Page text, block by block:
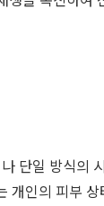
단일 방식의
인의 피부